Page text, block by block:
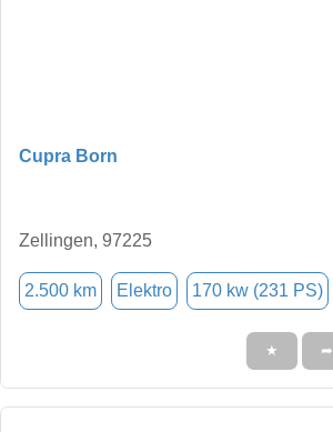
Cupra Born
Zellingen, 97225
2.500 km Elektro 170 kw (231 PS)
★ ➦